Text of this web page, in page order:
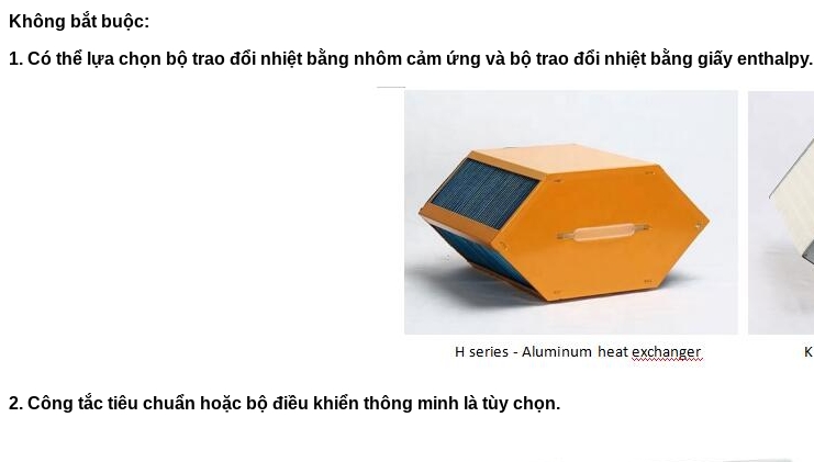
Không bắt buộc:
1. Có thể lựa chọn bộ trao đổi nhiệt bằng nhôm cảm ứng và bộ trao đổi nhiệt bằng giấy enthalpy.
2. Công tắc tiêu chuẩn hoặc bộ điều khiển thông minh là tùy chọn.